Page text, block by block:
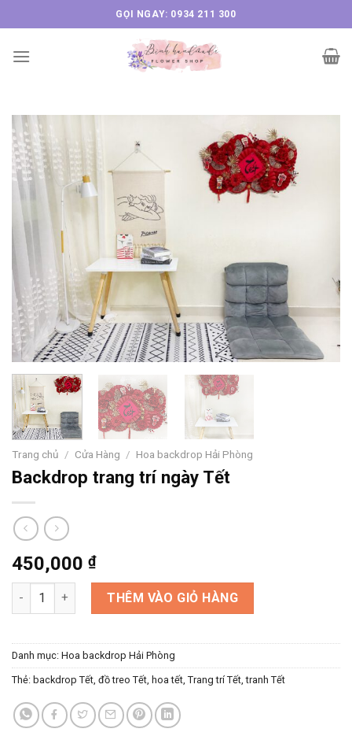
to
content
GỌI NGAY: 0934 211 300
Trang chủ / Cửa Hàng / Hoa backdrop Hải Phòng
Backdrop trang trí ngày Tết
450,000 ₫
Backdrop trang trí ngày Tết số lượng
THÊM VÀO GIỎ HÀNG
Danh mục: Hoa backdrop Hải Phòng
Thẻ: backdrop Tết đồ treo Tết hoa tết Trang trí Tết ,tranh Tết